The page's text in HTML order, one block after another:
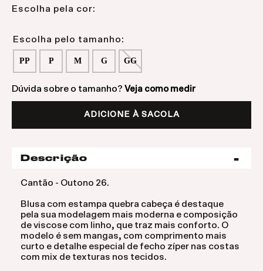
Escolha pela cor:
PP P M G GG
Dúvida sobre o tamanho? Veja como medir
ADICIONE À SACOLA
Descrição
Cantão - Outono 26.
Blusa com estampa quebra cabeça é destaque
pela sua modelagem mais moderna e composição
de viscose com linho, que traz mais conforto. O
modelo é sem mangas, com comprimento mais
curto e detalhe especial de fecho zíper nas costas
com mix de texturas nos tecidos.